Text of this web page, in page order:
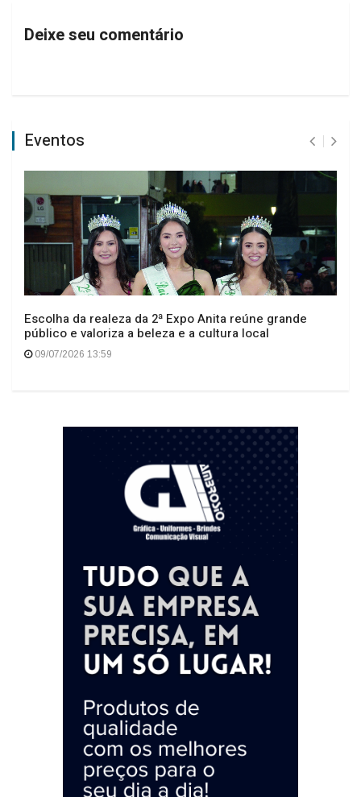
Deixe seu comentário
Eventos
Escolha da realeza da 2ª Expo Anita reúne grande
público e valoriza a beleza e a cultura local
09/07/2026 13:59